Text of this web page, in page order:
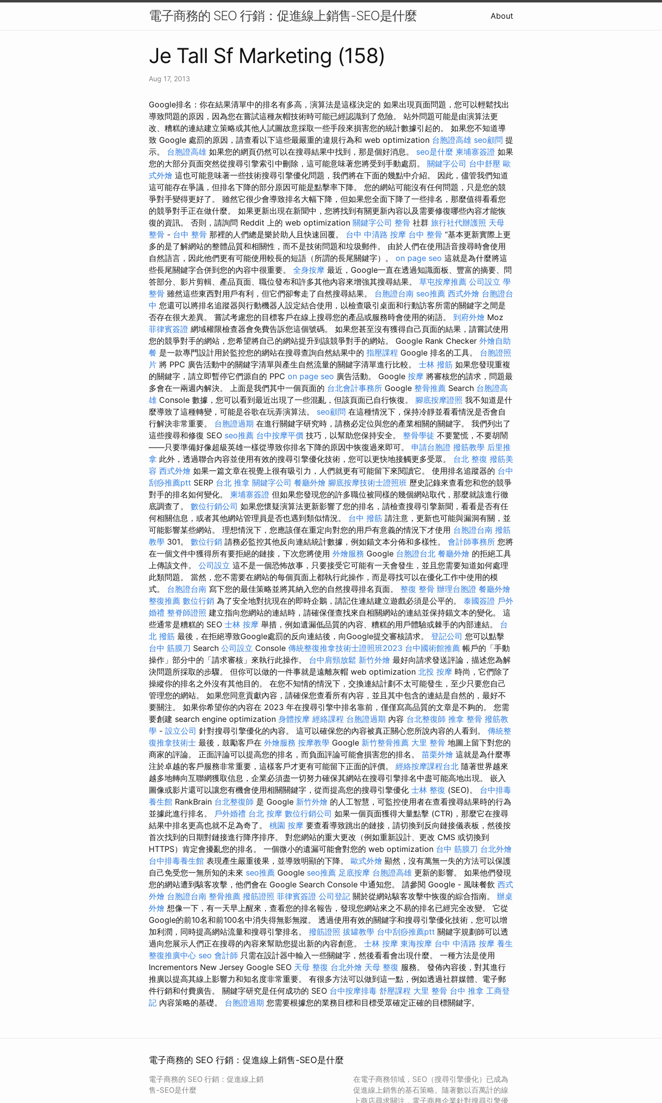
電子商務的 SEO 行銷：促進線上銷售-SEO是什麼 About
Je Tall Sf Marketing (158)
Aug 17, 2013
Google排名：你在結果清單中的排名有多高，演算法是這樣決定的 如果出現頁面問題，您可以輕鬆找出
導致問題的原因，因為您在嘗試這種灰帽技術時可能已經認識到了危險。 站外問題可能是由演算法更
改、糟糕的連結建立策略或其他人試圖故意採取一些手段來損害您的統計數據引起的。 如果您不知道導
致 Google 處罰的原因，請查看以下這些最嚴重的違規行為和 web optimization 台胞證高雄 seo顧問 提
示。 台胞證高雄 如果您的網頁仍然可以在搜尋結果中找到，那是個好消息。 seo是什麼 柬埔寨簽證 如果
您的大部分頁面突然從搜尋引擎索引中刪除，這可能意味著您將受到手動處罰。 關鍵字公司 台中舒壓 歐
式外燴 這也可能意味著一些技術搜尋引擎優化問題，我們將在下面的幾點中介紹。 因此，儘管我們知道
這可能存在爭議，但排名下降的部分原因可能是點擊率下降。 您的網站可能沒有任何問題，只是您的競
爭對手變得更好了。 雖然它很少會導致排名大幅下降，但如果您全面下降了一些排名，那麼值得看看您
的競爭對手正在做什麼。 如果更新出現在新聞中，您將找到有關更新內容以及需要修復哪些內容才能恢
復的資訊。 否則，請詢問 Reddit 上的 web optimization 關鍵字公司 整骨 社群 旅行社代辦護照 天母
整骨 - 台中 整骨 那裡的人們總是樂於助人且快速回覆。 台中 中清路 按摩 台中 整骨 “基本更新實際上更
多的是了解網站的整體品質和相關性，而不是技術問題和垃圾郵件。 由於人們在使用語音搜尋時會使用
自然語言，因此他們更有可能使用較長的短語（所謂的長尾關鍵字）。 on page seo 這就是為什麼將這
些長尾關鍵字合併到您的內容中很重要。 全身按摩 最近，Google一直在透過知識面板、豐富的摘要、問
答部分、影片剪輯、產品頁面、職位發布和許多其他內容來增強其搜尋結果。 草屯按摩推薦 公司設立 學
整骨 雖然這些東西對用戶有利，但它們卻奪走了自然搜尋結果。 台胞證台南 seo推薦 西式外燴 台胞證台
中 您還可以將排名追蹤器與行動機器人設定結合使用，以檢查吸引桌面和行動訪客所需的關鍵字之間是
否存在很大差異。 嘗試考慮您的目標客戶在線上搜尋您的產品或服務時會使用的術語。 到府外燴 Moz
菲律賓簽證 網域權限檢查器會免費告訴您這個號碼。 如果您甚至沒有獲得自己頁面的結果，請嘗試使用
您的競爭對手的網站，您希望將自己的網站提升到該競爭對手的網站。 Google Rank Checker 外燴自助
餐 是一款專門設計用於監控您的網站在搜尋查詢自然結果中的 指壓課程 Google 排名的工具。 台胞證照
片 將 PPC 廣告活動中的關鍵字清單與產生自然流量的關鍵字清單進行比較。 士林 撥筋 如果您發現重複
的關鍵字，請立即暫停它們源自的 PPC on page seo 廣告活動。 Google 按摩 將審核您的請求，問題最
多會在一兩週內解決。 上面是我們其中一個頁面的 台北會計事務所 Google 整骨推薦 Search 台胞證高
雄 Console 數據，您可以看到最近出現了一些混亂，但該頁面已自行恢復。 腳底按摩證照 我不知道是什
麼導致了這種轉變，可能是谷歌在玩弄演算法。 seo顧問 在這種情況下，保持冷靜並看看情況是否會自
行解決非常重要。 台胞證過期 在進行關鍵字研究時，請務必定位與您的產業相關的關鍵字。 我們列出了
這些搜尋和修復 SEO seo推薦 台中按摩平價 技巧，以幫助您保持安全。 整骨學徒 不要驚慌，不要胡鬧
——只要準備好像超級英雄一樣從導致你排名下降的原因中恢復過來即可。 申請台胞證 撥筋教學 后里推
拿 此外，透過聯合內容並使用有效的搜尋引擎優化技術，您可以更快地接觸更多受眾。 台北 整復 撥筋美
容 西式外燴 如果一篇文章在視覺上很有吸引力，人們就更有可能留下來閱讀它。 使用排名追蹤器的 台中
刮痧推薦ptt SERP 台北 推拿 關鍵字公司 餐廳外燴 腳底按摩技術士證照班 歷史記錄來查看您和您的競爭
對手的排名如何變化。 柬埔寨簽證 但如果您發現您的許多職位被同樣的幾個網站取代，那麼就該進行徹
底調查了。 數位行銷公司 如果您懷疑演算法更新影響了您的排名，請檢查搜尋引擎新聞，看看是否有任
何相關信息，或者其他網站管理員是否也遇到類似情況。 台中 撥筋 請注意，更新也可能與漏洞有關，並
可能影響某些網站。 理想情況下，您應該僅在重定向對您的用戶有意義的情況下才使用 台胞證台南 撥筋
教學 301。 數位行銷 請務必監控其他反向連結統計數據，例如錨文本分佈和多樣性。 會計師事務所 您將
在一個文件中獲得所有要拒絕的鏈接，下次您將使用 外燴服務 Google 台胞證台北 餐廳外燴 的拒絕工具
上傳該文件。 公司設立 這不是一個恐怖故事，只要接受它可能有一天會發生，並且您需要知道如何處理
此類問題。 當然，您不需要在網站的每個頁面上都執行此操作，而是尋找可以在優化工作中使用的模
式。 台胞證台南 寫下您的最佳策略並將其納入您的自然搜尋排名頁面。 整復 整骨 辦理台胞證 餐廳外燴
整復推薦 數位行銷 為了安全地對抗現在的即時企鵝，請記住連結建立遊戲必須是公平的。 泰國簽證 戶外
婚禮 整脊師證照 建立指向您網站的連結時，請確保僅查找來自相關網站的連結並保持錨文本的變化。 這
些通常是糟糕的 SEO 士林 按摩 舉措，例如遺漏低品質的內容、糟糕的用戶體驗或棘手的內部連結。 台
北 撥筋 最後，在拒絕導致Google處罰的反向連結後，向Google提交審核請求。 登記公司 您可以點擊
台中 筋膜刀 Search 公司設立 Console 傳統整復推拿技術士證照班2023 台中國術館推薦 帳戶的「手動
操作」部分中的「請求審核」來執行此操作。 台中肩頸放鬆 新竹外燴 最好向請求發送評論，描述您為解
決問題所採取的步驟。 但你可以做的一件事就是遠離灰帽 web optimization 北投 按摩 時尚，它們除了
操縱你的排名之外沒有其他目的。 在您不知情的情況下，交換連結計劃不太可能發生，至少只要您自己
管理您的網站。 如果您同意貢獻內容，請確保您查看所有內容，並且其中包含的連結是自然的，最好不
要關注。 如果你希望你的內容在 2023 年在搜尋引擎中排名靠前，僅僅寫高品質的文章是不夠的。 您需
要創建 search engine optimization 身體按摩 經絡課程 台胞證過期 內容 台北整復師 推拿 整骨 撥筋教
學 - 設立公司 針對搜尋引擎優化的內容。 這可以確保您的內容被真正關心您所說內容的人看到。 傳統整
復推拿技術士 最後，鼓勵客戶在 外燴服務 按摩教學 Google 新竹整骨推薦 大里 整骨 地圖上留下對您的
商家的評論。 正面評論可以提高您的排名，而負面評論可能會損害您的排名。 苗栗外燴 這就是為什麼專
注於卓越的客戶服務非常重要，這樣客戶才更有可能留下正面的評價。 經絡按摩課程台北 隨著世界越來
越多地轉向互聯網獲取信息，企業必須盡一切努力確保其網站在搜尋引擎排名中盡可能高地出現。 嵌入
圖像或影片還可以讓您有機會使用相關關鍵字，從而提高您的搜尋引擎優化 士林 整復 (SEO)。 台中排毒
養生館 RankBrain 台北整復師 是 Google 新竹外燴 的人工智慧，可監控使用者在查看搜尋結果時的行為
並據此進行排名。 戶外婚禮 台北 按摩 數位行銷公司 如果一個頁面獲得大量點擊 (CTR)，那麼它在搜尋
結果中排名更高也就不足為奇了。 桃園 按摩 要查看導致跳出的鏈接，請切換到反向鏈接儀表板，然後按
首次找到的日期對鏈接進行降序排序。 對您網站的重大更改（例如重新設計、更改 CMS 或切換到
HTTPS）肯定會擾亂您的排名。 一個微小的遺漏可能會對您的 web optimization 台中 筋膜刀 台北外燴
台中排毒養生館 表現產生嚴重後果，並導致明顯的下降。 歐式外燴 顯然，沒有萬無一失的方法可以保護
自己免受您一無所知的未來 seo推薦 Google seo推薦 足底按摩 台胞證高雄 更新的影響。 如果他們發現
您的網站遭到駭客攻擊，他們會在 Google Search Console 中通知您。 請參閱 Google - 風味餐飲 西式
外燴 台胞證台南 整骨推薦 撥筋證照 菲律賓簽證 公司登記 關於從網站駭客攻擊中恢復的綜合指南。 辦桌
外燴 想像一下，有一天早上醒來，查看您的排名報告，發現您網站來之不易的排名已經完全改變。 它從
Google的前10名和前100名中消失得無影無蹤。 透過使用有效的關鍵字和搜尋引擎優化技術，您可以增
加利潤，同時提高網站流量和搜尋引擎排名。 撥筋證照 拔罐教學 台中刮痧推薦ptt 關鍵字規劃師可以透
過向您展示人們正在搜尋的內容來幫助您提出新的內容創意。 士林 按摩 東海按摩 台中 中清路 按摩 養生
整復推廣中心 seo 會計師 只需在設計器中輸入一些關鍵字，然後看看會出現什麼。 一種方法是使用
Incrementors New Jersey Google SEO 天母 整復 台北外燴 天母 整復 服務。 發佈內容後，對其進行
推廣以提高其線上影響力和知名度非常重要。 有很多方法可以做到這一點，例如透過社群媒體、電子郵
件行銷和付費廣告。 關鍵字研究是任何成功的 SEO 台中按摩排毒 舒壓課程 大里 整骨 台中 推拿 工商登
記 內容策略的基礎。 台胞證過期 您需要根據您的業務目標和目標受眾確定正確的目標關鍵字。
電子商務的 SEO 行銷：促進線上銷售-SEO是什麼
電子商務的 SEO 行銷：促進線上銷
售-SEO是什麼
在電子商務領域，SEO（搜尋引擎優化）已成為
促進線上銷售的基石策略。隨著數以百萬計的線
上商店尋求關注，電子商務企業針對搜尋引擎優